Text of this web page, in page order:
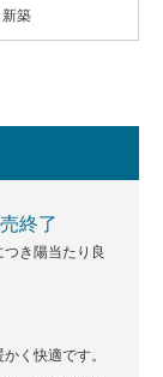
新築
終了
き陽当たり良
く快適です。